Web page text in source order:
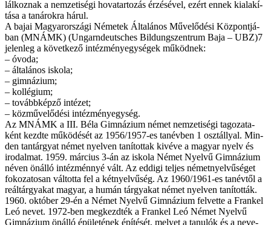
lál­koz­nak a nem­ze­ti­sé­gi ho­va­tar­to­zás ér­zé­sé­vel, ezért en­nek ki­ala­kí­
tá­sa a ta­ná­rok­ra há­rul.
A ba­jai Ma­gyar­or­szá­gi Né­me­tek Ál­ta­lá­nos Mű­ve­lő­dé­si Köz­pont­já­
ban (MNÁMK) (Ungarndeutsches Bil­dungszen­trum Ba­ja – UBZ)7
je­len­leg a kö­vet­ke­ző in­téz­mény­egy­sé­gek mű­köd­nek:
– óvo­da;
– ál­ta­lá­nos is­ko­la;
– gim­ná­zi­um;
– kol­lé­gi­um;
– to­vább­kép­ző in­té­zet;
– köz­mű­ve­lő­dé­si in­téz­mény­egy­ség.
Az MNÁMK a III. Bé­la Gim­ná­zi­um né­met nem­ze­ti­sé­gi ta­go­za­ta­
ként kezd­te mű­kö­dé­sét az 1956/1957-es tan­év­ben 1 osz­tál­­lyal. Min­
den tan­tár­gyat né­met nyel­ven ta­ní­tot­tak ki­vé­ve a ma­gyar nyelv és
iro­dal­mat. 1959. már­ci­us 3-án az is­ko­la Né­met Nyel­vű Gim­ná­zi­um
né­ven önál­ló in­téz­mén­­nyé vált. Az ed­di­gi tel­jes né­met­nyel­vű­sé­get
fo­ko­za­to­san vál­tot­ta fel a két­nyel­vű­ség. Az 1960/1961-es tan­év­től a
re­ál­tár­gya­kat ma­gyar, a hu­mán tár­gya­kat né­met nyel­ven ta­ní­tot­ták.
1960. ok­tó­ber 29-én a Né­met Nyel­vű Gim­ná­zi­um fel­vet­te a Frankel
Leó ne­vet. 1972-ben meg­kezd­ték a Frankel Leó Né­met Nyel­vű
Gim­ná­zi­um önál­ló épü­le­té­nek épí­té­sét, me­lyet a ta­nu­lók és a ne­ve­